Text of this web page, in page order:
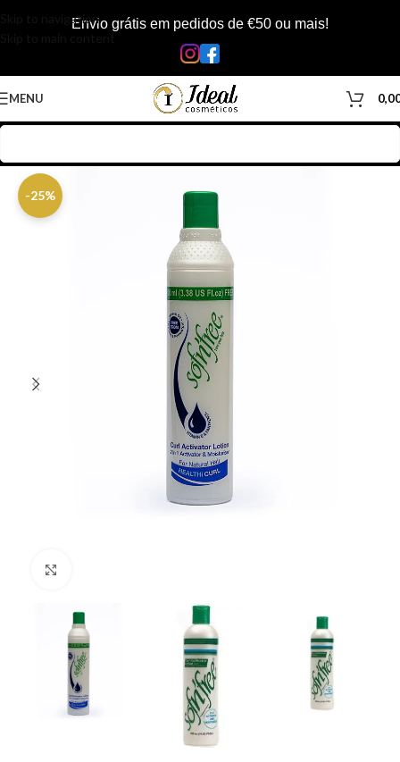
Skip to navigationEnvio grátis em pedidos de €50 ou mais!
MENU
-25%